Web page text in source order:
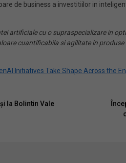
de business a investitiilor in
artificiale cu o supraspecializare in
cuantificabila si agilitate in
Initiatives Take Shape Across the
la Bolintin Vale